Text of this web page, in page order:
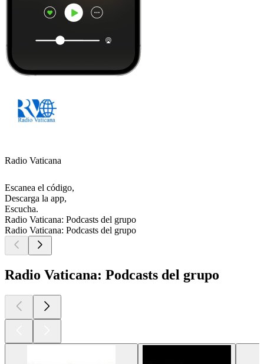
Radio Vaticana
Escanea el código,
Descarga la app,
Escucha.
Radio Vaticana: Podcasts del grupo
Radio Vaticana: Podcasts del grupo
Radio Vaticana: Podcasts del grupo